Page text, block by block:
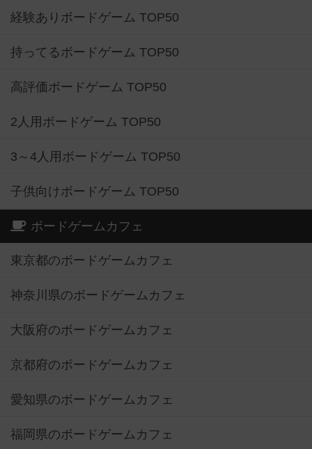
経験ありボードゲーム TOP50
持ってるボードゲーム TOP50
高評価ボードゲーム TOP50
2人用ボードゲーム TOP50
3～4人用ボードゲーム TOP50
子供向けボードゲーム TOP50
ボードゲームカフェ
東京都のボードゲームカフェ
神奈川県のボードゲームカフェ
大阪府のボードゲームカフェ
京都府のボードゲームカフェ
愛知県のボードゲームカフェ
福岡県のボードゲームカフェ